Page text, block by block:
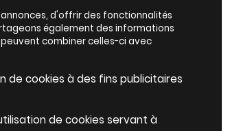
d'offrir des fonctionnalités
également des informations
combiner celles-ci avec
de cookies à des fins publicitaires
de cookies servant à